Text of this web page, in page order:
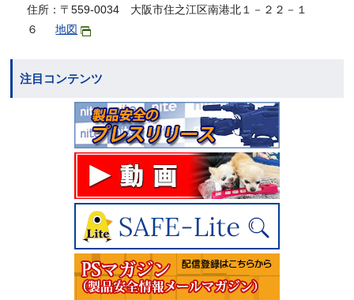
住所：〒559-0034 大阪市住之江区南港北１－２２－１
６
地図
注目コンテンツ